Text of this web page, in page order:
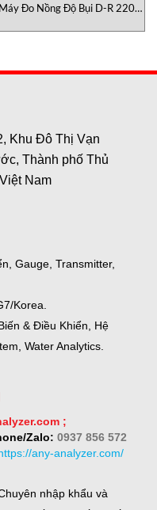
Máy Đo Nồng Độ Bụi D-R 220
Khu Đô Thị Vạn
Thành phố Thủ
Nam
Gauge, Transmitter,
Korea.
& Điều Khiển, Hệ
Water Analytics.
;
Zalo: 0937 856 572
any-analyzer.com/
nhập khẩu và